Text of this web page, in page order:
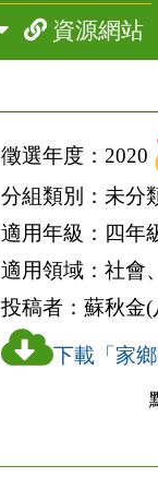
資源網站
徵選年度： 2020
分組類別： 未分
適用年級： 四年
適用領域： 社會
投稿者： 蘇秋金(
下載「家